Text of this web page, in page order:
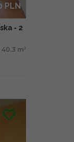
PLN
- 2
40.3 m 2